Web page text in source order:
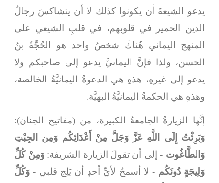
يدعو الشيعةَ أن يكونوا كذلك لا أن يتشاكسَ رجالُ
الدين الحمير في قلوبهم، في قلبِ الشيعي على
المنهج اليماني هُناكَ شخصٌ واحد هو الحُجَّةُ بنُ
الحسن، ولذا فإنَّ اليمانيَّ يدعو إلى صاحبكم ولا
يدعو إلى غيرهِ، هذهِ هي الدعوةُ اليمانيَّةُ الخالصة،
وهذهِ هي الحكمةُ اليمانيَّةُ البهيَّة.
إنَّها الزيارةُ الجامعةُ الكبيرة، من (مفاتيح الجنان):
وَبَرِئْتُ إِلَى اللَّهِ عَزَّ وَجَلَّ مِنْ أَعْدَائِكُم وَمِن الجِبْتِ
وَالطَّاغُوت- إلى أن تقولَ الزيارة الشريفة:وَمِنْ كُلِّ
وَلِيجَةٍ دُونَكُم- لا أسمحُ لأيِّ أحدٍ أن يَلِج قلبي -وَكُلِّ